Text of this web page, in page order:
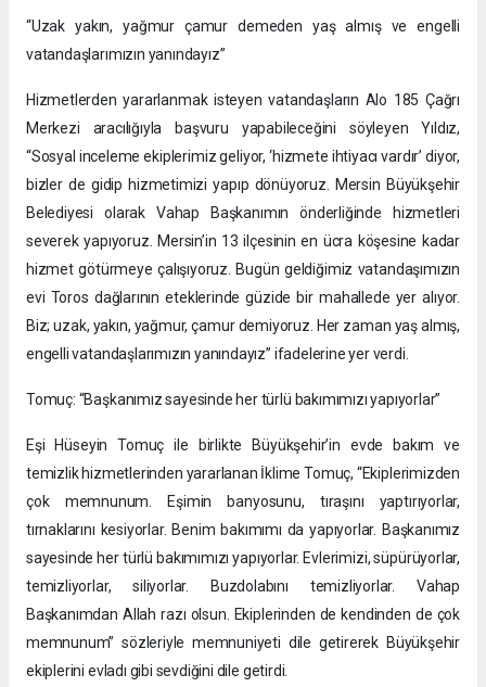
“Uzak yakın, yağmur çamur demeden yaş almış ve engelli
vatandaşlarımızın yanındayız”
Hizmetlerden yararlanmak isteyen vatandaşların Alo 185 Çağrı
Merkezi aracılığıyla başvuru yapabileceğini söyleyen Yıldız,
“Sosyal inceleme ekiplerimiz geliyor, ‘hizmete ihtiyacı vardır’ diyor,
bizler de gidip hizmetimizi yapıp dönüyoruz. Mersin Büyükşehir
Belediyesi olarak Vahap Başkanımın önderliğinde hizmetleri
severek yapıyoruz. Mersin’in 13 ilçesinin en ücra köşesine kadar
hizmet götürmeye çalışıyoruz. Bugün geldiğimiz vatandaşımızın
evi Toros dağlarının eteklerinde güzide bir mahallede yer alıyor.
Biz; uzak, yakın, yağmur, çamur demiyoruz. Her zaman yaş almış,
engelli vatandaşlarımızın yanındayız” ifadelerine yer verdi.
Tomuç: “Başkanımız sayesinde her türlü bakımımızı yapıyorlar”
Eşi Hüseyin Tomuç ile birlikte Büyükşehir’in evde bakım ve
temizlik hizmetlerinden yararlanan İklime Tomuç, “Ekiplerimizden
çok memnunum. Eşimin banyosunu, tıraşını yaptırıyorlar,
tırnaklarını kesiyorlar. Benim bakımımı da yapıyorlar. Başkanımız
sayesinde her türlü bakımımızı yapıyorlar. Evlerimizi, süpürüyorlar,
temizliyorlar, siliyorlar. Buzdolabını temizliyorlar. Vahap
Başkanımdan Allah razı olsun. Ekiplerinden de kendinden de çok
memnunum” sözleriyle memnuniyeti dile getirerek Büyükşehir
ekiplerini evladı gibi sevdiğini dile getirdi.